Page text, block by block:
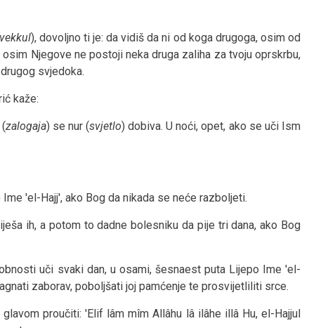
), dovoljno ti je: da vidiš da ni od koga drugoga, osim od
Njegove ne postoji neka druga zaliha za tvoju oprskrbu,
svjedoka.
kaže:
zalogaja) se nur (svjetlo) dobiva. U noći, opet, ako se uči Ism
'el-Hajj', ako Bog da nikada se neće razboljeti.
ih, a potom to dadne bolesniku da pije tri dana, ako Bog
uči svaki dan, u osami, šesnaest puta Lijepo Ime 'el-
zaborav, poboljšati joj pamćenje te prosvijetliliti srce.
proučiti: 'Elif lâm mîm Allâhu lâ ilâhe illâ Hu, el-Hajjul